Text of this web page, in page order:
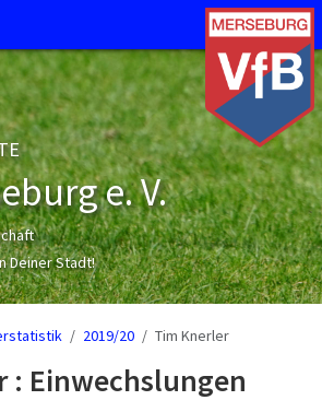
e. V.
Deiner Stadt!
2019/20 Tim Knerler
: Einwechslungen